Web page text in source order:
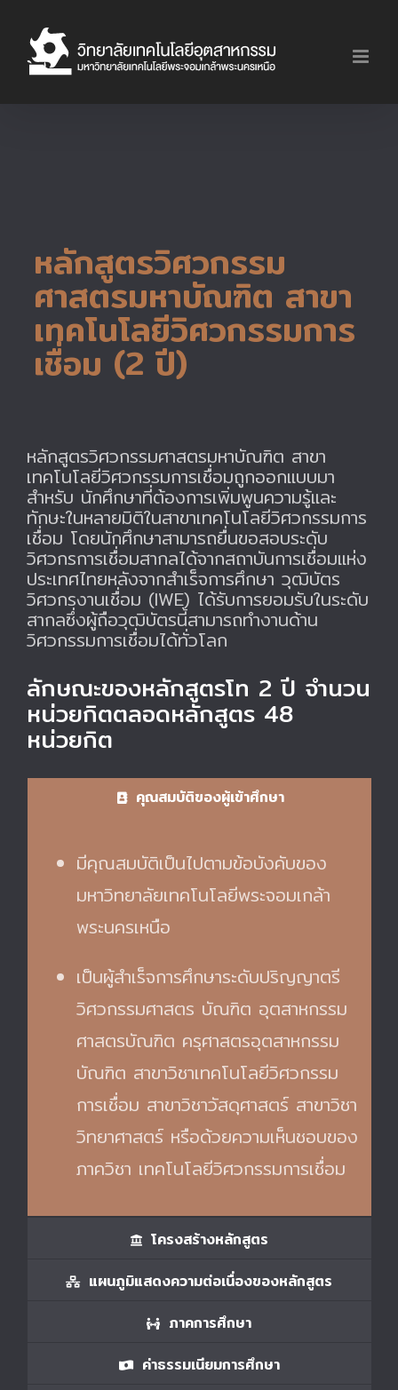
content
หลักสูตรวิศวกรรม
ศาสตรมหาบัณฑิต สาขา
เทคโนโลยีวิศวกรรมการ
เชื่อม (2 ปี)
หลักสูตรวิศวกรรมศาสตรมหาบัณฑิต สาขา
เทคโนโลยีวิศวกรรมการเชื่อมถูกออกแบบมา
สำหรับ นักศึกษาที่ต้องการเพิ่มพูนความรู้และ
ทักษะในหลายมิติในสาขาเทคโนโลยีวิศวกรรมการ
เชื่อม โดยนักศึกษาสามารถยื่นขอสอบระดับ
วิศวกรการเชื่อมสากลได้จากสถาบันการเชื่อมแห่ง
ประเทศไทยหลังจากสำเร็จการศึกษา วุฒิบัตร
วิศวกรงานเชื่อม (IWE) ได้รับการยอมรับในระดับ
สากลซึ่งผู้ถือวุฒิบัตรนี้สามารถทำงานด้าน
วิศวกรรมการเชื่อมได้ทั่วโลก
ลักษณะของหลักสูตรโท 2 ปี จำนวน
หน่วยกิตตลอดหลักสูตร 48
หน่วยกิต
คุณสมบัติของผู้เข้าศึกษา
มีคุณสมบัติเป็นไปตามข้อบังคับของ
มหาวิทยาลัยเทคโนโลยีพระจอมเกล้า
พระนครเหนือ
เป็นผู้สำเร็จการศึกษาระดับปริญญาตรี
วิศวกรรมศาสตร บัณฑิต อุตสาหกรรม
ศาสตรบัณฑิต ครุศาสตรอุตสาหกรรม
บัณฑิต สาขาวิชาเทคโนโลยีวิศวกรรม
การเชื่อม สาขาวิชาวัสดุศาสตร์ สาขาวิชา
วิทยาศาสตร์ หรือด้วยความเห็นชอบของ
ภาควิชา เทคโนโลยีวิศวกรรมการเชื่อม
โครงสร้างหลักสูตร
แผนภูมิแสดงความต่อเนื่องของหลักสูตร
ภาคการศึกษา
ค่าธรรมเนียมการศึกษา